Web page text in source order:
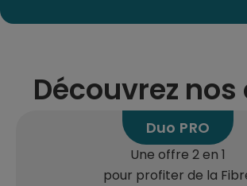
Découvrez nos
Duo PRO
Une offre 2 en 1
pour profiter de la